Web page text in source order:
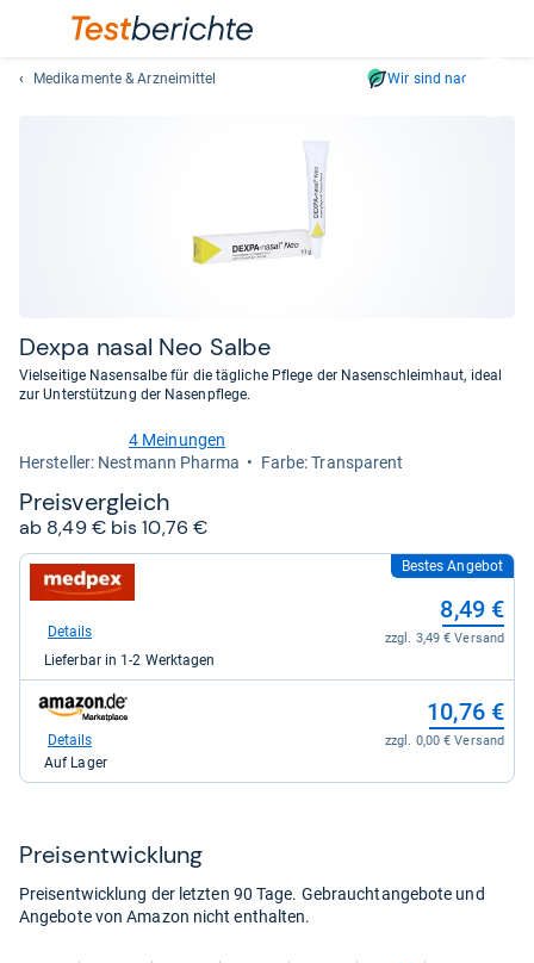
und
lassen
Medikamente & Arzneimittel Wir sind nachhaltig
Dexpa nasal Neo Salbe
Vielseitige Nasensalbe für die tägliche Pflege der Nasenschleimhaut, ideal
zur Unterstützung der Nasenpflege.
von
5
Sternen
4 Meinungen
Her­stel­ler: Nestmann Pharma
Farbe: Transparent
Preis­ver­gleich
ab 8,49 € bis 10,76 €
zum
Shop:
medpex
8,49
kaufen.
Bestes Angebot
8,49 €
zzgl. 3,49 € Versand
Details
Lieferbar in 1-2 Werktagen
zum
Shop:
Amazon.de
10,76 €
zzgl. 0,00 € Versand
Details
Auf Lager
Preis­ent­wick­lung
Preisentwicklung der letzten 90 Tage. Gebrauchtangebote und
Angebote von Amazon nicht enthalten.